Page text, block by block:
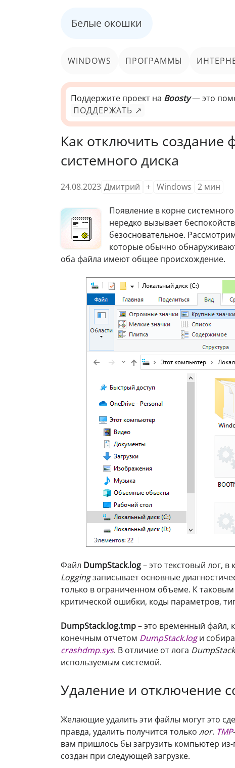
Белые окошки
WINDOWS ПРОГРАММЫ
Поддержите проект на Boosty— это
ПОДДЕРЖАТЬ ↗
Как отключить создание
системного диска
24.08.2023 Дмитрий + Windows 2 мин
Появление в корне
нередко вызывает
безосновательное.
которые обычно
оба файла имеют общее происхождение.
Файл DumpStack.log– это текстовый лог,
Loggingзаписывает основные
только в ограниченном объеме. К
критической ошибки, коды параметров,
DumpStack.log.tmp– это временный файл,
конечным отчетом DumpStack.logи
crashdmp.sys. В отличие от лога DumpStack
используемым системой.
Удаление и отключение
Желающие удалить эти файлы могут это
правда, удалить получится только лог. TMP
вам пришлось бы загрузить компьютер
создан при следующей загрузке.